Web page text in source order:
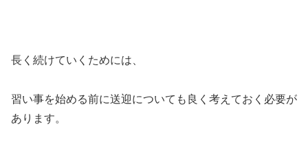
長く続けていくためには、
習い事を始める前に送迎についても良く考えておく必要が
あります。